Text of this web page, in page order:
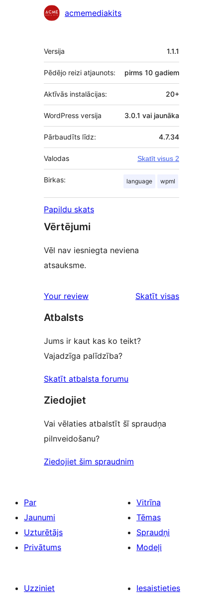
Līdzdalībnieki
acmemediakits
Meta
Versija 1.1.1
Pēdējo reizi atjaunots: pirms 10 gadiem
Aktīvās instalācijas: 20+
WordPress versija 3.0.1 vai jaunāka
Pārbaudīts līdz: 4.7.34
Valodas Skatīt visus 2
Birkas: language wpml
Papildu skats
Vērtējumi
Vēl nav iesniegta neviena
atsauksme.
Your review Skatīt visasatsauksmes
Atbalsts
Jums ir kaut kas ko teikt?
Vajadzīga palīdzība?
Skatīt atbalsta forumu
Ziedojiet
Vai vēlaties atbalstīt šī spraudņa
pilnveidošanu?
Ziedojiet šim spraudnim
Par
Jaunumi
Uzturētājs
Privātums
Vitrīna
Tēmas
Spraudņi
Modeļi
Uzziniet
Iesaistieties